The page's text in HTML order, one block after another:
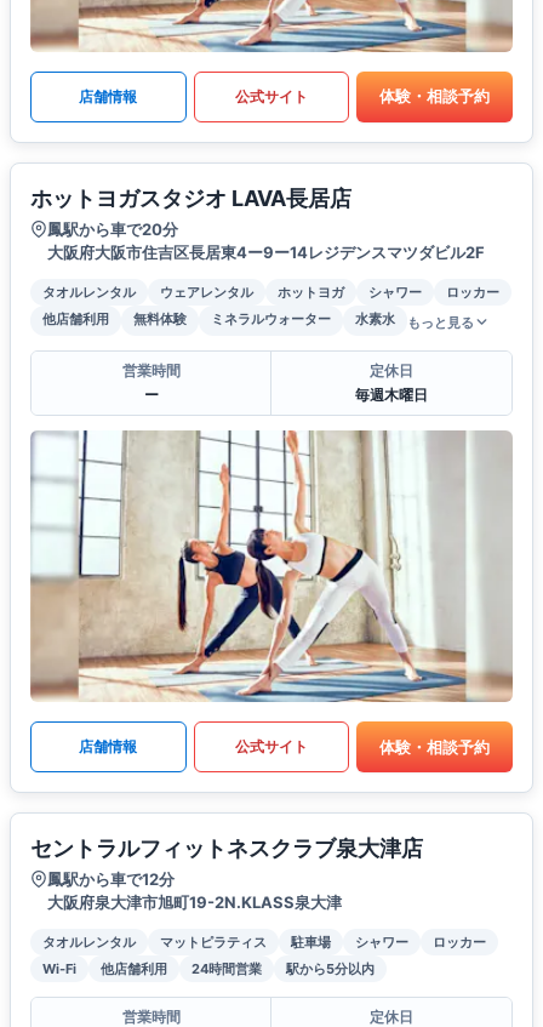
店舗情報 公式サイト 体験・相談予約
ホットヨガスタジオ LAVA長居店
鳳駅から車で20分
大阪府大阪市住吉区長居東4ー9ー14レジデンスマツダビル2F
タオルレンタル ウェアレンタル ホットヨガ シャワー
ロッカー
他店舗利用
無料体験 ミネラルウォーター 水素水 もっと見る
営業時間
ー
定休日
毎週木曜日
店舗情報 公式サイト 体験・相談予約
セントラルフィットネスクラブ泉大津店
鳳駅から車で12分
大阪府泉大津市旭町19-2N.KLASS泉大津
タオルレンタル マットピラティス 駐車場 シャワー
ロッカー
Wi-Fi
他店舗利用 24時間営業 駅から5分以内
営業時間 定休日